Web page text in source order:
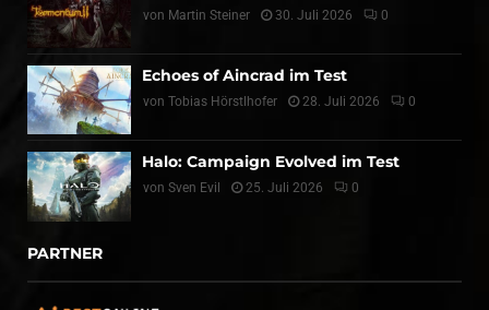
von Martin Steiner 30. Juli 2026 0
Echoes of Aincrad im Test
von Tobias Hörstlhofer 28. Juli 2026 0
Halo: Campaign Evolved im Test
von Sven Evil 25. Juli 2026 0
PARTNER